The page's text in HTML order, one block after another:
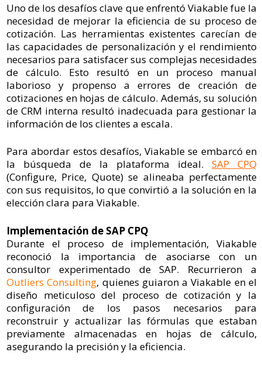
Uno de los desafíos clave que enfrentó Viakable fue la
necesidad de mejorar la eficiencia de su proceso de
cotización. Las herramientas existentes carecían de
las capacidades de personalización y el rendimiento
necesarios para satisfacer sus complejas necesidades
de cálculo. Esto resultó en un proceso manual
laborioso y propenso a errores de creación de
cotizaciones en hojas de cálculo. Además, su solución
de CRM interna resultó inadecuada para gestionar la
información de los clientes a escala.
Para abordar estos desafíos, Viakable se embarcó en
la búsqueda de la plataforma ideal. SAP CPQ
(Configure, Price, Quote) se alineaba perfectamente
con sus requisitos, lo que convirtió a la solución en la
elección clara para Viakable.
Implementación de SAP CPQ
Durante el proceso de implementación, Viakable
reconoció la importancia de asociarse con un
consultor experimentado de SAP. Recurrieron a
Outliers Consulting, quienes guiaron a Viakable en el
diseño meticuloso del proceso de cotización y la
configuración de los pasos necesarios para
reconstruir y actualizar las fórmulas que estaban
previamente almacenadas en hojas de cálculo,
asegurando la precisión y la eficiencia.